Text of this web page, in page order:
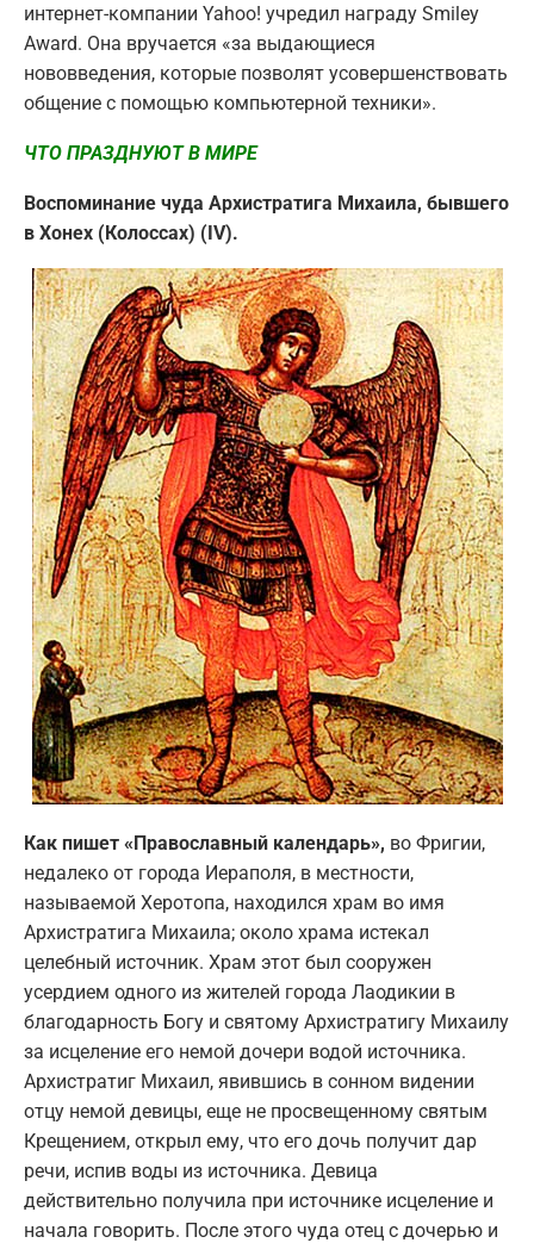
интернет-компании Yahoo! учредил награду Smiley
Award. Она вручается «за выдающиеся
нововведения, которые позволят усовершенствовать
общение с помощью компьютерной техники».
ЧТО ПРАЗДНУЮТ В МИРЕ
Воспоминание чуда Архистратига Михаила, бывшего
в Хонех (Колоссах) (IV).
Как пишет «Православный календарь», во Фригии,
недалеко от города Иераполя, в местности,
называемой Херотопа, находился храм во имя
Архистратига Михаила; около храма истекал
целебный источник. Храм этот был сооружен
усердием одного из жителей города Лаодикии в
благодарность Богу и святому Архистратигу Михаилу
за исцеление его немой дочери водой источника.
Архистратиг Михаил, явившись в сонном видении
отцу немой девицы, еще не просвещенному святым
Крещением, открыл ему, что его дочь получит дар
речи, испив воды из источника. Девица
действительно получила при источнике исцеление и
начала говорить. После этого чуда отец с дочерью и